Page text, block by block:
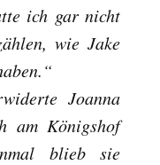
ich gar nicht
wie Jake
Joanna
am Königshof
blieb sie